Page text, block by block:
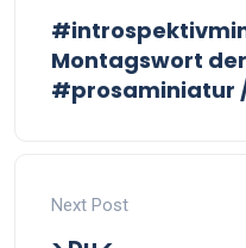
Montagswort
#prosaminiatur
Next Post